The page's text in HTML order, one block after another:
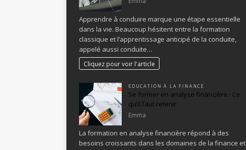
Apprendre à conduire marque une étape essentielle
dans la vie. Beaucoup hésitent entre la formation
classique et l’apprentissage anticipé de la conduite,
appelé aussi conduite…
Cliquez pour voir l'article
EDUCATION À LA FINANCE
Se former en analyse financière : Ce
qu’il faut retenir
Emma
La formation en analyse financière répond à des
besoins croissants dans les domaines de la finance et